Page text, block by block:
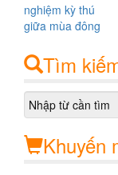
Tìm
Khuyến